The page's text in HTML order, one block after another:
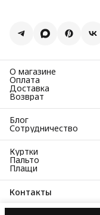
О магазине
Оплата
Доставка
Возврат
Блог
Сотрудничество
Куртки
Пальто
Плащи
Контакты
Адрес